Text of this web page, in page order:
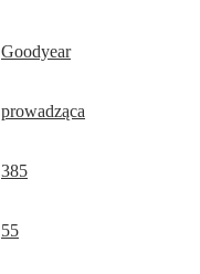
Goodyear
prowadząca
385
55